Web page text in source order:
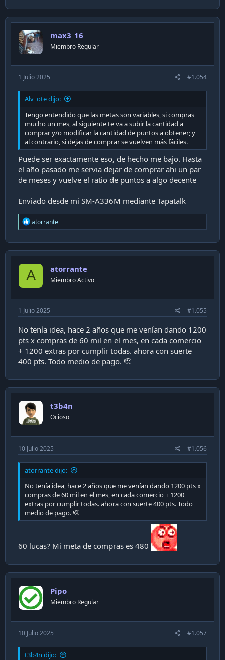
c
t
o
n
s
max3_16
Miembro Regular
1 Julio 2025 #1.054
Alv_ote dijo:
Tengo entendido que las metas son variables, si compras
mucho un mes, al siguiente te va a subir la cantidad a
comprar y/o modificar la cantidad de puntos a obtener; y
al contrario, si dejas de comprar se vuelven más fáciles.
Puede ser exactamente eso, de hecho me bajo. Hasta
el año pasado me servia dejar de comprar ahi un par
de meses y vuelve el ratio de puntos a algo decente
Enviado desde mi SM-A336M mediante Tapatalk
R
e
c
t
o
n
atorrante
A atorrante
Miembro Activo
1 Julio 2025 #1.055
No tenía idea, hace 2 años que me venían dando 1200
pts x compras de 60 mil en el mes, en cada comercio
+ 1200 extras por cumplir todas. ahora con suerte
400 pts. Todo medio de pago. 🫡
t3b4n
Ocioso
10 Julio 2025 #1.056
atorrante dijo:
No tenía idea, hace 2 años que me venían dando 1200 pts x
compras de 60 mil en el mes, en cada comercio + 1200
extras por cumplir todas. ahora con suerte 400 pts. Todo
medio de pago. 🫡
60 lucas? Mi meta de compras es 480
Pipo
Miembro Regular
10 Julio 2025 #1.057
t3b4n dijo: